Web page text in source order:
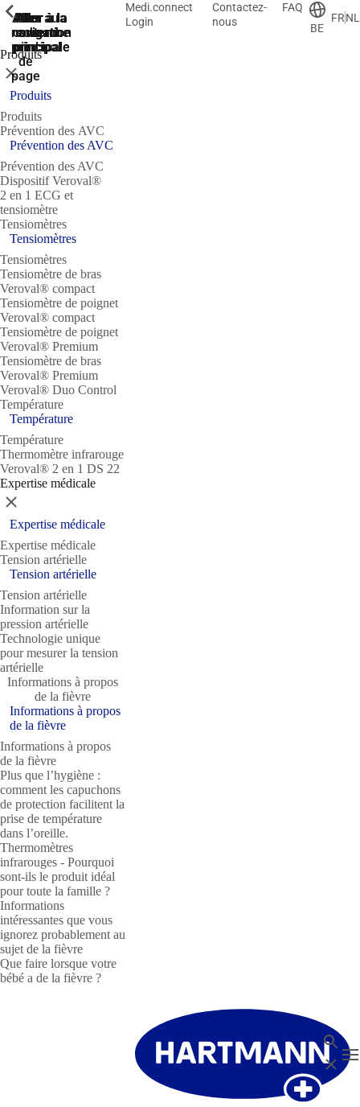
Aller à la
recherche
Aller à la
navigation
principale
Aller à la
navigation
principale
Aller au
contenu
principal
Aller
au
pied
de
page
Medi.connect
Login
Contactez-
nous
FAQ
BE
FRNL
Produits
ShowPrevious
Fermer
Produits
Produits
Prévention des AVC
ShowPrevious
Prévention des AVC
Prévention des AVC
Dispositif Veroval®
2 en 1 ECG et
tensiomètre
Tensiomètres
ShowPrevious
Tensiomètres
Tensiomètres
Tensiomètre de bras
Veroval® compact
Tensiomètre de poignet
Veroval® compact
Tensiomètre de poignet
Veroval® Premium
Tensiomètre de bras
Veroval® Premium
Veroval® Duo Control
Température
ShowPrevious
Température
Température
Thermomètre infrarouge
Veroval® 2 en 1 DS 22
Expertise médicale
ShowPrevious
Fermer
Expertise médicale
Expertise médicale
Tension artérielle
ShowPrevious
Tension artérielle
Tension artérielle
Information sur la
pression artérielle
Technologie unique
pour mesurer la tension
artérielle
Informations à propos
de la fièvre
ShowPrevious
Informations à propos
de la fièvre
Informations à propos
de la fièvre
Plus que l’hygiène :
comment les capuchons
de protection facilitent la
prise de température
dans l’oreille.
Thermomètres
infrarouges - Pourquoi
sont-ils le produit idéal
pour toute la famille ?
Informations
intéressantes que vous
ignorez probablement au
sujet de la fièvre
Que faire lorsque votre
bébé a de la fièvre ?
Fermer